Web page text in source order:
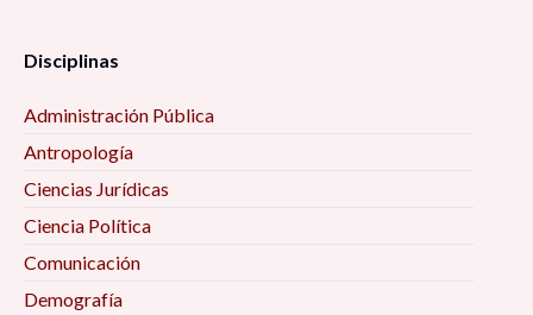
Disciplinas
Administración Pública
Antropología
Ciencias Jurídicas
Ciencia Política
Comunicación
Demografía